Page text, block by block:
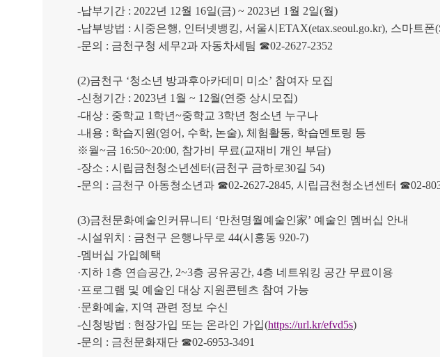
-납부기간 : 2022년 12월 16일(금) ~ 2023년 1 월 2일(월)
-납부방법 : 시중은행, 인터넷뱅킹, 서울시 ETAX(etax.seoul.go.kr), 스마트폰
-문의 : 금천구청 세무2과 자동차세팀 ☎02-2627-2352
(2)금천구 ‘청소년 방과후아카데미 미소’ 참여자 모집
-신청기간 : 2023년 1 월 ~ 12월(연중 상시모집)
-대상 : 중학교 1 학년~중학교 3학년 청소년 누구나
-내용 : 학습지원(영어 , 수학, 논술), 체험활동, 학습멘토링 등
※월~금 16:50~20:00, 참가비 무료(교재비 개인 부담)
-장소 : 시립금천청소년센터(금천구 금하로30길 54)
-문의 : 금천구 아동청소년과 ☎02-2627-2845, 시립금천청소년센터 ☎02-
(3)금천문화예술인커뮤니티 ‘만천명월예술인家’ 예술인 멤버십 안내
-시설위치 : 금천구 은행나무로 44(시흥동 920-7)
-멤버십 가입혜택
·지하 1 층 연습공간, 2~3층 공유공간, 4층 네트워킹 공간 무료이용
·프로그램 및 예술인 대상 지원콘텐츠 참여 가능
·문화예술, 지역 관련 정보 수신
-신청방법 : 현장가입 또는 온라인 가입(https://url.kr/efvd5s)
-문의 : 금천문화재단 ☎02-6953-3491